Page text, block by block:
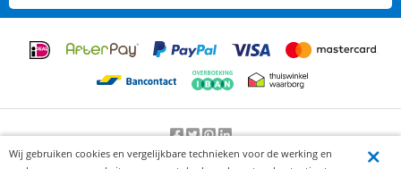
Beoordeling door klanten:9.2/10-25000beoordelingen
Wij gebruiken cookies en vergelijkbare technieken voor de werking en